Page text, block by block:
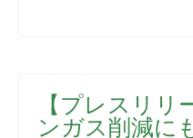
【プレスリリ
ンガス削減に